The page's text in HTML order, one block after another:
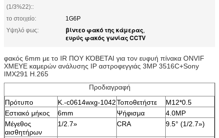
(1/3%22)::
το στοιχείο:
1G6P
Υψηλό φως:
βίντεο φακό της κάμερας,
ευρύς φακός γωνίας CCTV
φακός 6mm με το IR ΠΟΥ ΚΌΒΕΤΑΙ για τον ευφυή πίνακα ONVIF
XMEYE καμερών ανάλυσης IP αστροφεγγιάς 3MP 3516C+Sony
IMX291 H.265
Προδιαγραφή
Πρότυπο
Κ.-c0614wxg-1042Τοποθετήστε
M12*0.5
Εστιακό μήκος
6mm Ψήφισμα
4.0MP
Μέγεθος
αισθητήρων
1/2.7» CRA 9.5° (1/2.7»)